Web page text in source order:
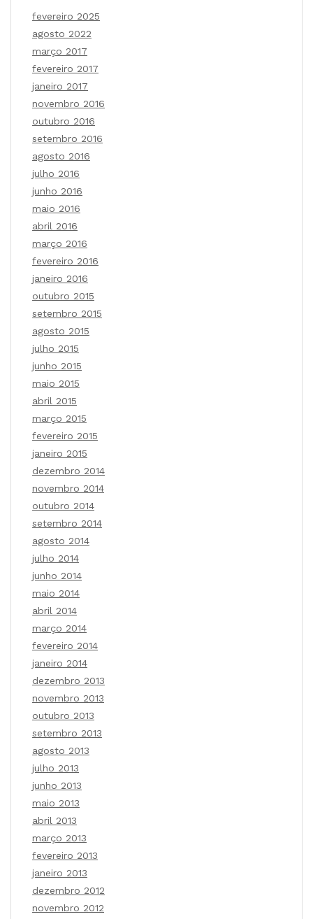
fevereiro 2025
agosto 2022
março 2017
fevereiro 2017
janeiro 2017
novembro 2016
outubro 2016
setembro 2016
agosto 2016
julho 2016
junho 2016
maio 2016
abril 2016
março 2016
fevereiro 2016
janeiro 2016
outubro 2015
setembro 2015
agosto 2015
julho 2015
junho 2015
maio 2015
abril 2015
março 2015
fevereiro 2015
janeiro 2015
dezembro 2014
novembro 2014
outubro 2014
setembro 2014
agosto 2014
julho 2014
junho 2014
maio 2014
abril 2014
março 2014
fevereiro 2014
janeiro 2014
dezembro 2013
novembro 2013
outubro 2013
setembro 2013
agosto 2013
julho 2013
junho 2013
maio 2013
abril 2013
março 2013
fevereiro 2013
janeiro 2013
dezembro 2012
novembro 2012